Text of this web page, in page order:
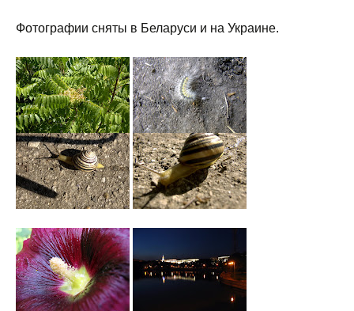
Фотографии сняты в Беларуси и на Украине.